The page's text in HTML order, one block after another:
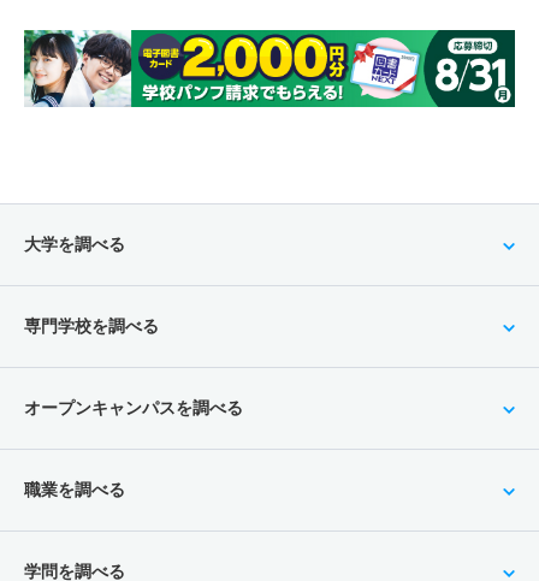
大学を調べる
専門学校を調べる
オープンキャンパスを調べる
職業を調べる
学問を調べる